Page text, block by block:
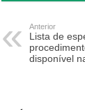
Anterior
Lista de
disponível